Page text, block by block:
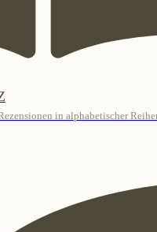
in alphabetischer